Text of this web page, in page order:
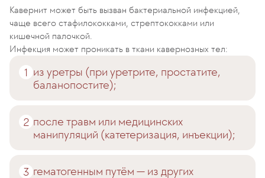
Кавернит может быть вызван бактериальной инфекцией,
чаще всего стафилококками, стрептококками или
кишечной палочкой.
Инфекция может проникать в ткани кавернозных тел:
из уретры (при уретрите, простатите,
баланопостите);
после травм или медицинских
манипуляций (катетеризация, инъекции);
гематогенным путём — из других